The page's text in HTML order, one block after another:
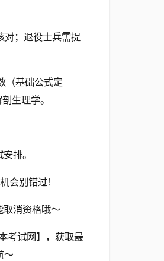
对；退役士兵需提
（基础公式定
生理学。
排。
会别错过！
取消资格哦～
考试网】，获取最
～